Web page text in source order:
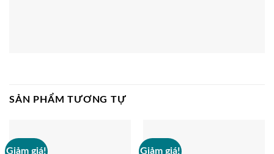
SẢN PHẨM TƯƠNG TỰ
Giảm giá! Giảm giá!